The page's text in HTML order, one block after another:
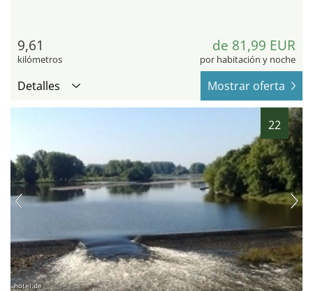
9,61
kilómetros
de 81,99 EUR
por habitación y noche
Detalles Mostrar oferta
22
hotel.de